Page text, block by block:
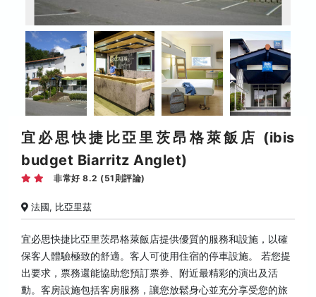
宜必思快捷比亞里茨昂格萊飯店 (ibis
budget Biarritz Anglet)
非常好 8.2 (51則評論)
法國, 比亞里茲
宜必思快捷比亞里茨昂格萊飯店提供優質的服務和設施，以確
保客人體驗極致的舒適。客人可使用住宿的停車設施。 若您提
出要求，票務還能協助您預訂票券、附近最精彩的演出及活
動。客房設施包括客房服務，讓您放鬆身心並充分享受您的旅